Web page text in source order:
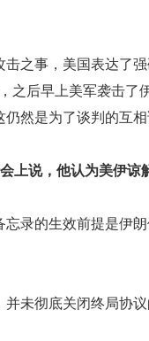
之事，美国表达了
之后早上美军袭击
然是为了谈判的互
上说，他认为美伊
录的生效前提是伊
未彻底关闭终局协